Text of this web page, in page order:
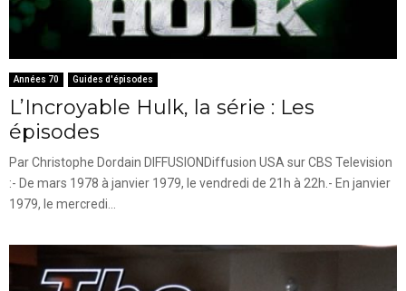
Années 70 Guides d'épisodes
L’Incroyable Hulk, la série : Les
épisodes
Par Christophe Dordain DIFFUSIONDiffusion USA sur CBS Television
:- De mars 1978 à janvier 1979, le vendredi de 21h à 22h.- En janvier
1979, le mercredi...